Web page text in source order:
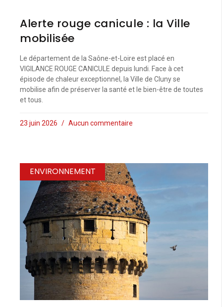
Alerte rouge canicule : la Ville
mobilisée
Le département de la Saône-et-Loire est placé en
VIGILANCE ROUGE CANICULE depuis lundi. Face à cet
épisode de chaleur exceptionnel, la Ville de Cluny se
mobilise afin de préserver la santé et le bien-être de toutes
et tous.
23 juin 2026 Aucun commentaire
ENVIRONNEMENT